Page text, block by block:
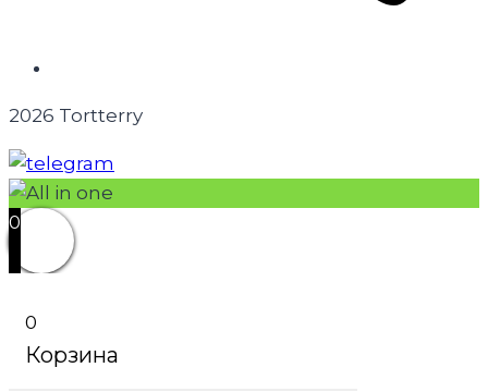
2026 Tortterry
0
0
Корзина